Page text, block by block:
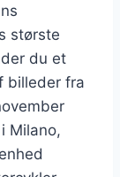
største
du et
billeder fra
Milano,